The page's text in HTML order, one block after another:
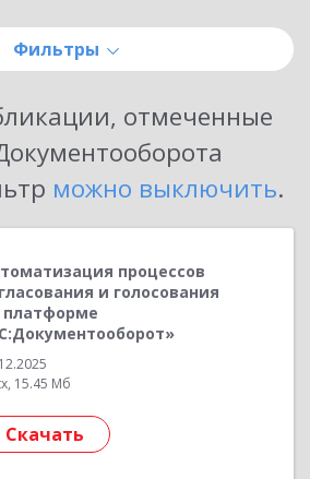
Фильтры
отмеченные
можно выключить.
процессов
и голосования
платформе
15.45 Мб
Скачать